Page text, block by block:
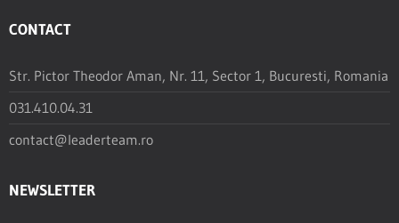
CONTACT
Str. Pictor Theodor Aman, Nr. 11, Sector 1, Bucuresti, Romania
031.410.04.31
contact@leaderteam.ro
NEWSLETTER